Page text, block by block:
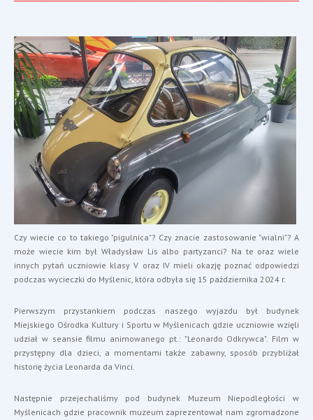
Czy wiecie co to takiego "pigulnica"? Czy znacie zastosowanie "wialni"? A
może wiecie kim był Władysław Lis albo partyzanci? Na te oraz wiele
innych pytań uczniowie klasy V oraz IV mieli okazję poznać odpowiedzi
podczas wycieczki do Myślenic, która odbyła się 15 października 2024 r.
Pierwszym przystankiem podczas naszego wyjazdu był budynek
Miejskiego Ośrodka Kultury i Sportu w Myślenicach gdzie uczniowie wzięli
udział w seansie filmu animowanego pt.: "Leonardo Odkrywca". Film w
przystępny dla dzieci, a momentami także zabawny, sposób przybliżał
historię życia Leonarda da Vinci.
Następnie przejechaliśmy pod budynek Muzeum Niepodległości w
Myślenicach gdzie pracownik muzeum zaprezentował nam zgromadzone